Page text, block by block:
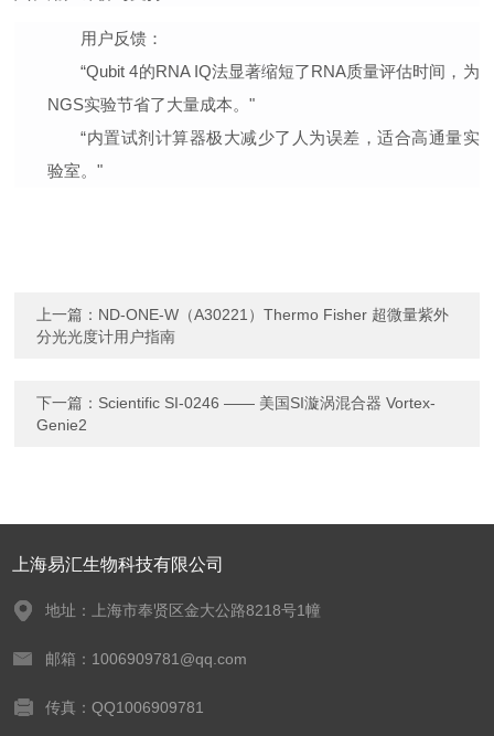
用户反馈 ：
“Qubit 4的RNA IQ法显著缩短了RNA质量评估时间，为
NGS实验节省了大量成本。"
“内置试剂计算器极大减少了人为误差，适合高通量实
验室。"
上一篇： ND-ONE-W（A30221）Thermo Fisher 超微量紫外
分光光度计用户指南
下一篇： Scientific SI-0246 —— 美国SI漩涡混合器 Vortex-
Genie2
上海易汇生物科技有限公司
地址：上海市奉贤区金大公路8218号1幢
邮箱：1006909781@qq.com
传真：QQ1006909781